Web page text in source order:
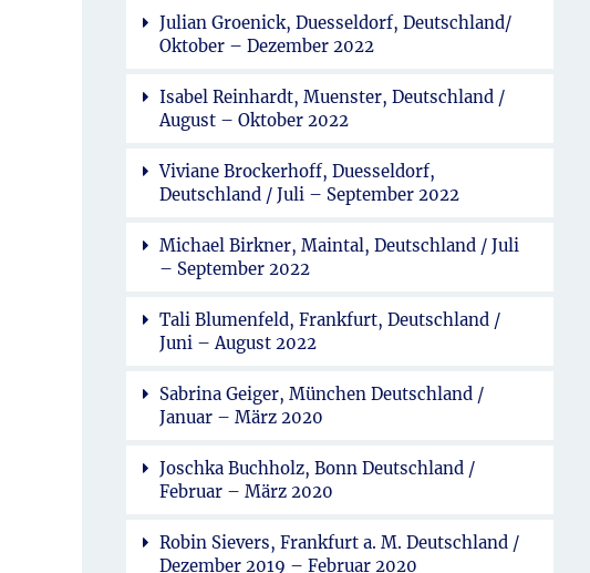
Julian Groenick, Duesseldorf, Deutschland/
Oktober – Dezember 2022
Isabel Reinhardt, Muenster, Deutschland /
August – Oktober 2022
Viviane Brockerhoff, Duesseldorf,
Deutschland / Juli – September 2022
Michael Birkner, Maintal, Deutschland / Juli
– September 2022
Tali Blumenfeld, Frankfurt, Deutschland /
Juni – August 2022
Sabrina Geiger, München Deutschland /
Januar – März 2020
Joschka Buchholz, Bonn Deutschland /
Februar – März 2020
Robin Sievers, Frankfurt a. M. Deutschland /
Dezember 2019 – Februar 2020